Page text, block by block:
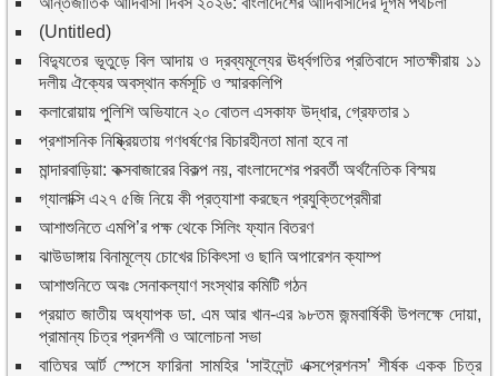
(Untitled)
বিদ্যুতের ভূতুড়ে বিল আদায় ও দ্রব্যমূল্যের ঊর্ধ্বগতির প্রতিবাদে সাতক্ষীরায় ১১
দলীয় ঐক্যের অবস্থান কর্মসূচি ও স্মারকলিপি
কলারোয়ায় পুলিশি অভিযানে ২০ বোতল এসকাফ উদ্ধার, গ্রেফতার ১
প্রশাসনিক নিষ্ক্রিয়তায় গণধর্ষণের বিচারহীনতা মানা হবে না
মান্দারবাড়িয়া: কক্সবাজারের বিকল্প নয়, বাংলাদেশের পরবর্তী অর্থনৈতিক বিস্ময়
গ্যালাক্সি এ২৭ ৫জি নিয়ে কী প্রত্যাশা করছেন প্রযুক্তিপ্রেমীরা
আশাশুনিতে এমপি’র পক্ষ থেকে সিলিং ফ্যান বিতরণ
ঝাউডাঙ্গায় বিনামূল্যে চোখের চিকিৎসা ও ছানি অপারেশন ক্যাম্প
আশাশুনিতে অবঃ সেনাকল্যাণ সংস্থার কমিটি গঠন
প্রয়াত জাতীয় অধ্যাপক ডা. এম আর খান-এর ৯৮তম জন্মবার্ষিকী উপলক্ষে দোয়া,
প্রামান্য চিত্র প্রদর্শনী ও আলোচনা সভা
বাতিঘর আর্ট স্পেসে ফারিনা সামহির ‘সাইলেন্ট এক্সপ্রেশনস’ শীর্ষক একক চিত্র